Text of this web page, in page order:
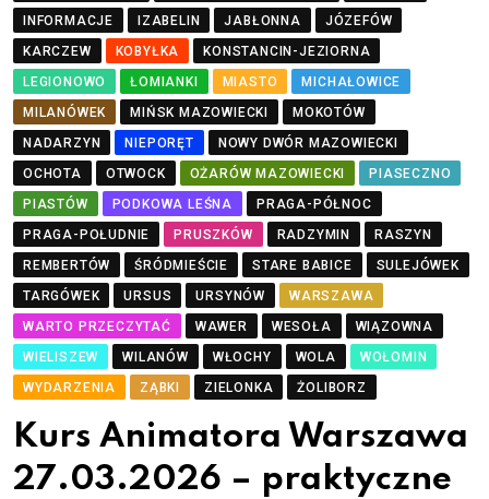
INFORMACJE
IZABELIN JABŁONNA
JÓZEFÓW
KARCZEW
KOBYŁKA
KONSTANCIN-JEZIORNA
LEGIONOWO
ŁOMIANKI MIASTO
MICHAŁOWICE
MILANÓWEK
MIŃSK MAZOWIECKI
MOKOTÓW
NADARZYN
NIEPORĘT
NOWY DWÓR MAZOWIECKI
OCHOTA
OTWOCK OŻARÓW MAZOWIECKI
PIASECZNO
PIASTÓW
PODKOWA LEŚNA
PRAGA-PÓŁNOC
PRAGA-POŁUDNIE
PRUSZKÓW RADZYMIN
RASZYN
REMBERTÓW
ŚRÓDMIEŚCIE STARE BABICE
SULEJÓWEK
TARGÓWEK
URSUS URSYNÓW
WARSZAWA
WARTO PRZECZYTAĆ
WAWER WESOŁA
WIĄZOWNA
WIELISZEW
WILANÓW WŁOCHY WOLA
WOŁOMIN
WYDARZENIA
ZĄBKI ZIELONKA ŻOLIBORZ
Kurs Animatora Warszawa
27.03.2026 – praktyczne